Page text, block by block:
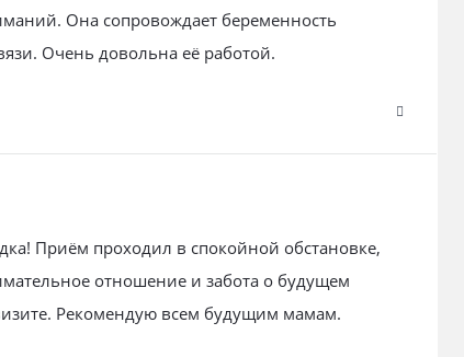
Она сопровождает беременность
Очень довольна её работой.
Приём проходил в спокойной обстановке,
отношение и забота о будущем
Рекомендую всем будущим мамам.